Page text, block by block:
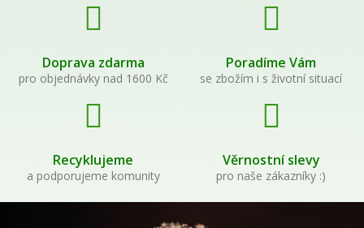
Doprava zdarma
pro objednávky nad 1600 Kč
Poradíme Vám
se zbožím i s životní situací
Recyklujeme
a podporujeme komunity
Věrnostní slevy
pro naše zákazníky :)